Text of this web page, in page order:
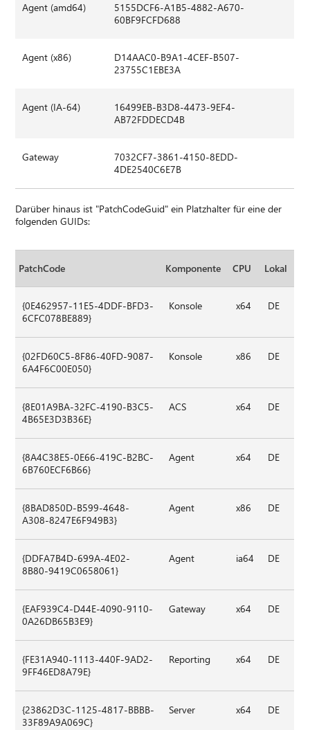
Agent (amd64)
5155DCF6-A1B5-4882-A670-
60BF9FCFD688
Agent (x86)
D14AAC0-B9A1-4CEF-B507-
23755C1EBE3A
Agent (IA-64)
16499EB-B3D8-4473-9EF4-
AB72FDDECD4B
Gateway
7032CF7-3861-4150-8EDD-
4DE2540C6E7B
Darüber hinaus ist "PatchCodeGuid" ein Platzhalter für eine der
folgenden GUIDs:
PatchCode Komponente CPU Lokal
{0E462957-11E5-4DDF-BFD3-
6CFC078BE889}
Konsole x64 DE
{02FD60C5-8F86-40FD-9087-
6A4F6C00E050}
Konsole x86 DE
{8E01A9BA-32FC-4190-B3C5-
4B65E3D3B36E}
ACS x64 DE
{8A4C38E5-0E66-419C-B2BC-
6B760ECF6B66}
Agent x64 DE
{8BAD850D-B599-4648-
A308-8247E6F949B3}
Agent x86 DE
{DDFA7B4D-699A-4E02-
8B80-9419C0658061}
Agent ia64 DE
{EAF939C4-D44E-4090-9110-
0A26DB65B3E9}
Gateway x64 DE
{FE31A940-1113-440F-9AD2-
9FF46ED8A79E}
Reporting x64 DE
{23862D3C-1125-4817-BBBB-
33F89A9A069C}
Server x64 DE